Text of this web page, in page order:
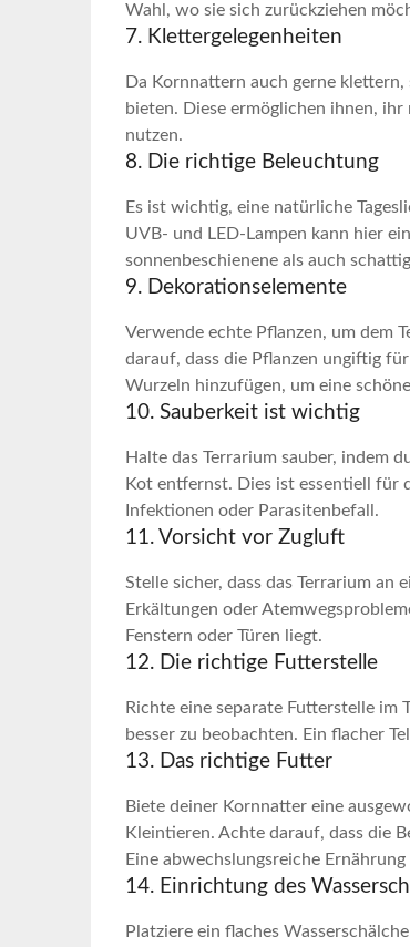
Wahl, wo ‍sie sich zurückziehen
7. Klettergelegenheiten
Da⁣ Kornnattern⁤ auch gerne
bieten. Diese ermöglichen ihnen,
nutzen.
8. Die richtige ​Beleuchtung
Es ist wichtig, eine⁢ natürliche
UVB- und LED-Lampen kann hier
sonnenbeschienene als auch
9. Dekorationselemente
Verwende echte Pflanzen, um dem
darauf, dass die Pflanzen ungiftig
Wurzeln ​hinzufügen, um eine
10. Sauberkeit ist wichtig
Halte das Terrarium sauber, indem
Kot ‌entfernst. Dies ist essentiell für
Infektionen oder Parasitenbefall.
11. Vorsicht vor Zugluft
Stelle sicher, ⁢dass das Terrarium
Erkältungen oder​
⁢Fenstern oder ⁤Türen ​liegt.
12. Die richtige ⁢Futterstelle
Richte eine separate Futterstelle im
besser zu beobachten. Ein‌ flacher
13. Das richtige Futter
Biete deiner‍ Kornnatter eine⁢
Kleintieren. Achte darauf, dass die
Eine abwechslungsreiche
14. ‌Einrichtung des
Platziere ein flaches